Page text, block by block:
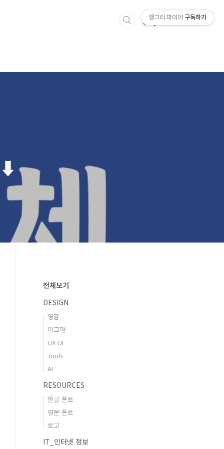
⬇︎
전체보기
DESIGN
영감
피그마
UX UI
Tools
AI
RESOURCES
한글 폰트
영문 폰트
로고
IT_인터넷 정보
앵그리 파이어 구독하기